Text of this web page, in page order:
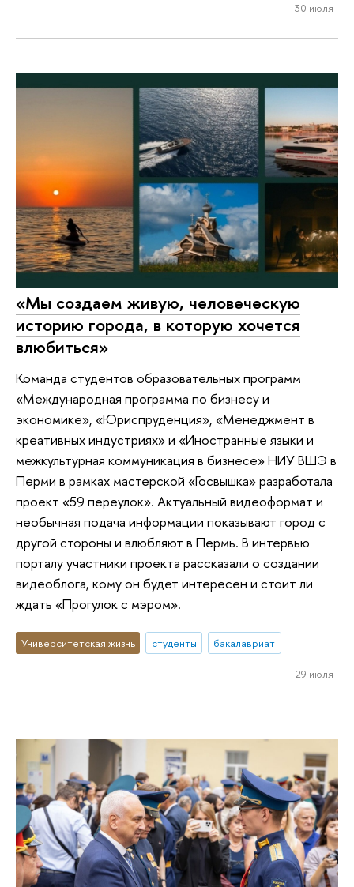
30 июля
«Мы создаем живую, человеческую
историю города, в которую хочется
влюбиться»
Команда студентов образовательных программ
«Международная программа по бизнесу и
экономике», «Юриспруденция», «Менеджмент в
креативных индустриях» и «Иностранные языки и
межкультурная коммуникация в бизнесе» НИУ ВШЭ в
Перми в рамках мастерской «Госвышка» разработала
проект «59 переулок». Актуальный видеоформат и
необычная подача информации показывают город с
другой стороны и влюбляют в Пермь. В интервью
порталу участники проекта рассказали о создании
видеоблога, кому он будет интересен и стоит ли
ждать «Прогулок с мэром».
Университетская жизнь студенты бакалавриат
29 июля